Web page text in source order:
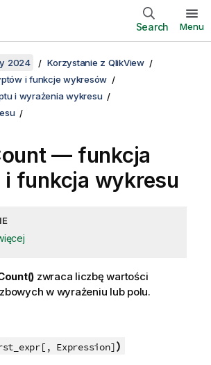
Search Menu
2024
Korzystanie z QlikView
i funkcje wykresów
i wyrażenia wykresu
— funkcja
funkcja wykresu
zwraca liczbę wartości
w wyrażeniu lub polu.
Expression])